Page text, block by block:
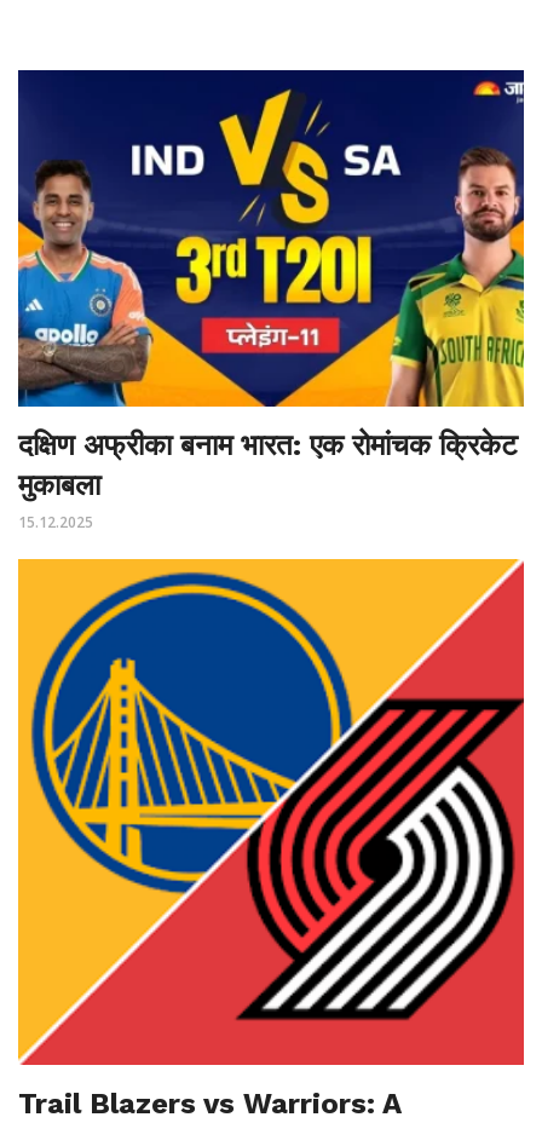
दक्षिण अफ्रीका बनाम भारत: एक रोमांचक क्रिकेट
मुकाबला
15.12.2025
Trail Blazers vs Warriors: A